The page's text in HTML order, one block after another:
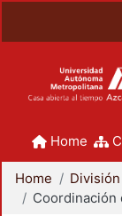
Home
Home